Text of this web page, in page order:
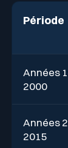
Période
Années
2000
Années
2015